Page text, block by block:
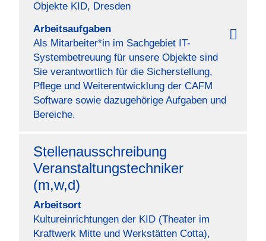
Objekte KID, Dresden
Arbeitsaufgaben
Als Mitarbeiter*in im Sachgebiet IT-
Systembetreuung für unsere Objekte sind
Sie verantwortlich für die Sicherstellung,
Pflege und Weiterentwicklung der CAFM
Software sowie dazugehörige Aufgaben und
Bereiche.
Stellenausschreibung
Veranstaltungstechniker
(m,w,d)
Arbeitsort
Kultureinrichtungen der KID (Theater im
Kraftwerk Mitte und Werkstätten Cotta),